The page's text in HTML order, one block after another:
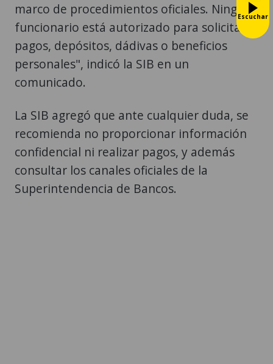
marco de procedimientos oficiales. Ningún
funcionario está autorizado para solicitar
pagos, depósitos, dádivas o beneficios
personales", indicó la SIB en un
comunicado.
La SIB agregó que ante cualquier duda, se
recomienda no proporcionar información
confidencial ni realizar pagos, y además
consultar los canales oficiales de la
Superintendencia de Bancos.
Escuchar